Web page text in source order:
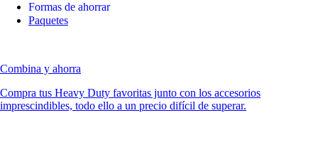
Formas de ahorrar
Paquetes
Combina y ahorra
Compra tus Heavy Duty favoritas junto con los accesorios
imprescindibles, todo ello a un precio difícil de superar.